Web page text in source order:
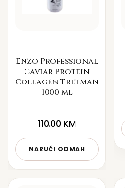
Enzo Professional
Caviar Protein
Collagen Tretman
1000 ml
110.00 KM
NARUČI ODMAH